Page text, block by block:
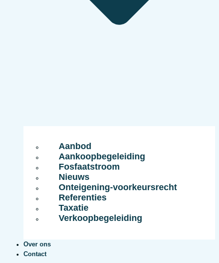
Aanbod
Aankoopbegeleiding
Fosfaatstroom
Nieuws
Onteigening-voorkeursrecht
Referenties
Taxatie
Verkoopbegeleiding
Over ons
Contact